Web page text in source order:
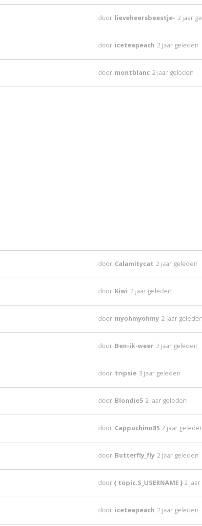
door lieveheersbeestje- 2 jaar
door iceteapeach 2 jaar geleden
door montblanc 2 jaar geleden
door Calamitycat 2 jaar geleden
door Kiwi 2 jaar geleden
door myohmyohmy 2 jaar
door Ben-ik-weer 2 jaar geleden
door tripsie 3 jaar geleden
door Blondie5 2 jaar geleden
door Cappuchino85 2 jaar
door Butterfly_fly 2 jaar geleden
door{ topic.S_USERNAME }2
door iceteapeach 2 jaar geleden